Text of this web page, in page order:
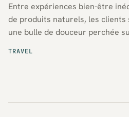
TRAVEL
Entre expériences bien-être
de produits naturels, les clients
une bulle de douceur perchée